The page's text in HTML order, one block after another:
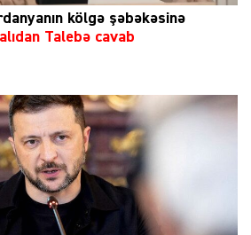
kölgə şəbəkəsinə
Talebə cavab